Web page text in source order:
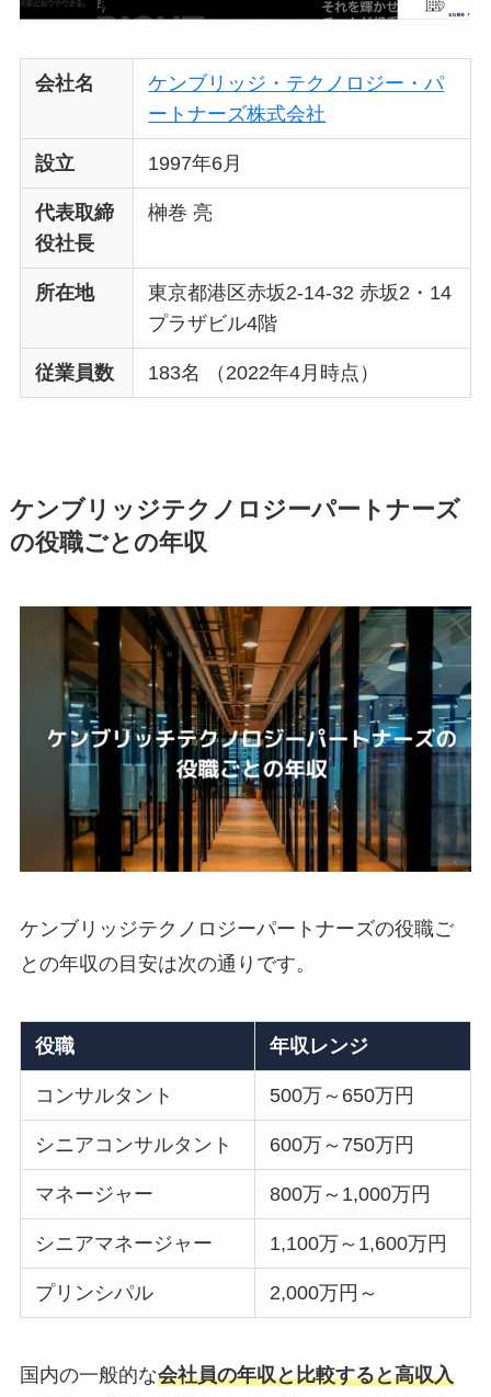
会社名
ケンブリッジ・テクノロジー・パ
ートナーズ株式会社
設立 1997年6月
代表取締
役社長
榊巻 亮
所在地
東京都港区赤坂2-14-32 赤坂2・14
プラザビル4階
従業員数 183名 （2022年4月時点）
ケンブリッジテクノロジーパートナーズ
の役職ごとの年収
ケンブリッジテクノロジーパートナーズの役職ご
との年収の目安は次の通りです。
役職 年収レンジ
コンサルタント 500万～650万円
シニアコンサルタント 600万～750万円
マネージャー 800万～1,000万円
シニアマネージャー 1,100万～1,600万円
プリンシパル 2,000万円～
国内の一般的な会社員の年収と比較すると高収入